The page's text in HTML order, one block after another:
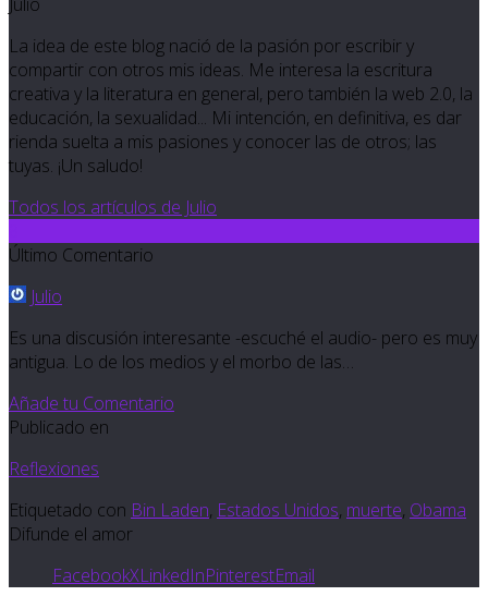
La idea de este blog nació de la pasión por escribir y
compartir con otros mis ideas. Me interesa la escritura
creativa y la literatura en general, pero también la web 2.0, la
educación, la sexualidad... Mi intención, en definitiva, es dar
rienda suelta a mis pasiones y conocer las de otros; las
tuyas. ¡Un saludo!
Todos los artículos de Julio
Último Comentario
Julio
Es una discusión interesante -escuché el audio- pero es muy
antigua. Lo de los medios y el morbo de las…
Añade tu Comentario
Publicado en
Reflexiones
Etiquetado con Bin Laden, Estados Unidos, muerte, Obama
Difunde el amor
FacebookXLinkedInPinterestEmail